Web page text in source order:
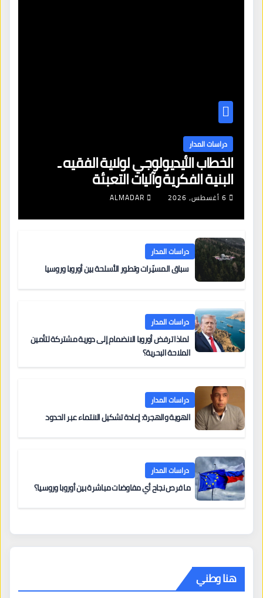
دراسات المدار
الخطاب الأيديولوجي لولاية الفقيه ـ
البنية الفكرية وآليات التعبئة
6 أغسطس، 2026 ALMADAR
دراسات المدار
سباق المسيّرات وتطور الأسلحة بين أوروبا وروسيا
دراسات المدار
لماذا ترفض أوروبا الانضمام إلى دورية مشتركة لتأمين
الملاحة البحرية؟
دراسات المدار
الهوية والهجرة: إعادة تشكيل الانتماء عبر الحدود
دراسات المدار
ما فرص نجاح أي مفاوضات مباشرة بين أوروبا وروسيا؟
هنا وطني